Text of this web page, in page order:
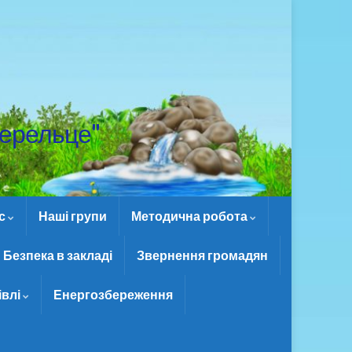
Наші групи Методична робота
Безпека в закладі Звернення громадян
Енергозбереження